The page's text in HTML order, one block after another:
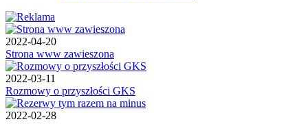
2022-04-20
Strona www zawieszona
2022-03-11
Rozmowy o przyszłości GKS
2022-02-28